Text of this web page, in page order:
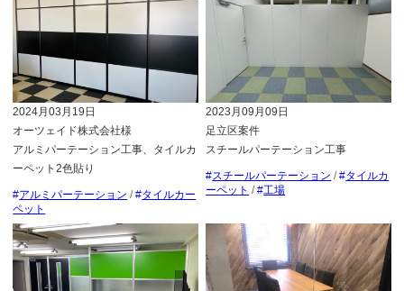
2024月03月19日
オーツェイド株式会社様
アルミパーテーション工事、タイルカ
ーペット2色貼り
アルミパーテーション / タイルカー
ペット
2023月09月09日
足立区案件
スチールパーテーション工事
スチールパーテーション / タイルカ
ーペット / 工場